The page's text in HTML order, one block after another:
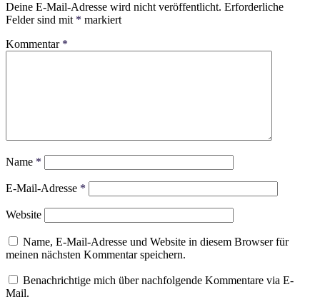
Deine E-Mail-Adresse wird nicht veröffentlicht. Erforderliche
Felder sind mit * markiert
Kommentar *
Name *
E-Mail-Adresse *
Website
Name, E-Mail-Adresse und Website in diesem Browser für
meinen nächsten Kommentar speichern.
Benachrichtige mich über nachfolgende Kommentare via E-
Mail.